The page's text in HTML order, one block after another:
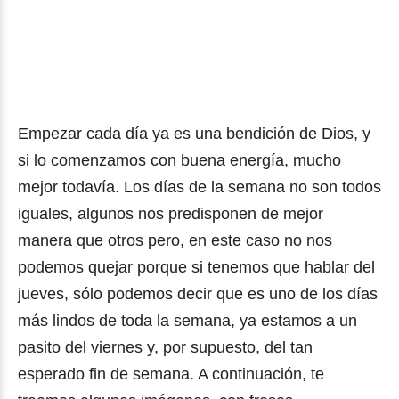
Empezar cada día ya es una bendición de Dios, y
si lo comenzamos con buena energía, mucho
mejor todavía. Los días de la semana no son todos
iguales, algunos nos predisponen de mejor
manera que otros pero, en este caso no nos
podemos quejar porque si tenemos que hablar del
jueves, sólo podemos decir que es uno de los días
más lindos de toda la semana, ya estamos a un
pasito del viernes y, por supuesto, del tan
esperado fin de semana. A continuación, te